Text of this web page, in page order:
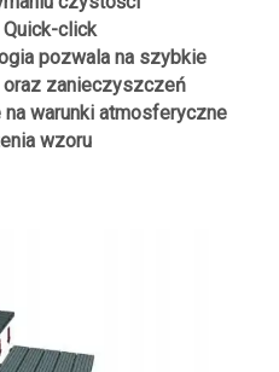
Quick-click
pozwala na szybkie
zanieczyszczeń
na warunki atmosferyczne
wzoru